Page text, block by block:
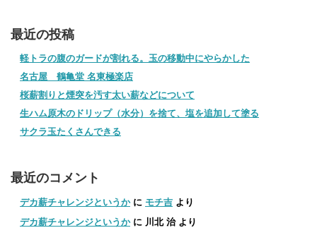
最近の投稿
軽トラの腹のガードが割れる。玉の移動中にやらかした
名古屋 鶴亀堂 名東極楽店
桜薪割りと煙突を汚す太い薪などについて
生ハム原木のドリップ（水分）を捨て、塩を追加して塗る
サクラ玉たくさんできる
最近のコメント
デカ薪チャレンジというかに モチ吉 より
デカ薪チャレンジというかに 川北 治より